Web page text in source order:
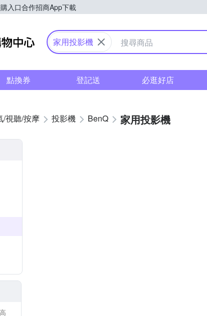
入口合作招商App下載
Yahoo購物中心
家用投影機
點換券 登記送 必逛好店
/視聽/按摩 投影機 BenQ 家用投影機